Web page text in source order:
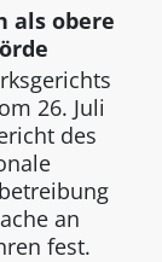
als obere
26. Juli
des
an
fest.